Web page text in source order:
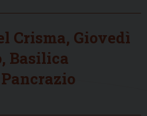
Crisma, Giovedì
Basilica